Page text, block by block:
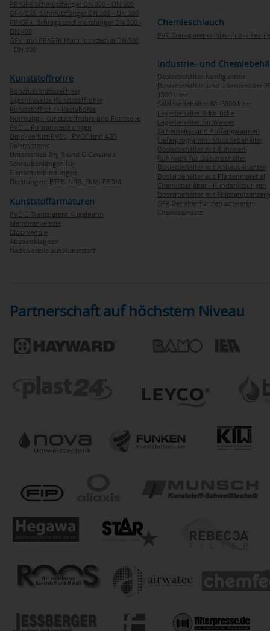
PP/GFK Schmutzfänger DN 200 - DN 500
GFK/CSS Schmutzfänger DN 200 - DN 500
PP/GFK Schrägsitzschmutzfänger DN 200 -
DN 400
GFK und PP/GFK Mannlochdeckel DN 500
- DN 800
Kunststoffrohre
Rohrzuschnitssrechner
Sägehinweise Kunststoffrohre
Kunststoffrohr - Restebörse
Normung - Kunststoffrohre und Formteile
PVC U Rohrabweichungen
Druckverlust PVCU, PVCC und ABS
Rohrsysteme
Unterschied Rp, R und G Gewinde
Schraubenlängen für
Flanschverbindungen
Dichtungen: PTFE, NBR, FKM, EPDM
Kunststoffarmaturen
PVC U Transparent Kugelhahn
Membranventile
Blockventile
Absperrklappen
Nadelventile aus Kunststoff
Chemieschlauch
PVC Transparentschlauch mit
Industrie- und
Dosierbehälter-Konfigurator
Dosierbehälter und Überbehälter
1000 Liter
Salzlösebehälter 60 -5000 Liter
Lagerbehälter & Bottiche
Lagerbehälter für Wasser
Sicherheits- und Auffangwannen
Lieferprogramm Industriebehälter
Dosierbehälter mit Rührwerk
Rührwerk für Dosierbehälter
Dosierbehälter mit Anbauvarianten
Dosierbehälter aus Plattenmaterial
Chemiebehälter - Kundenlösungen
Dosierbehälter mit
GFK Behälter für den schweren
Chemieeinsatz
Partnerschaft auf höchstem Niveau